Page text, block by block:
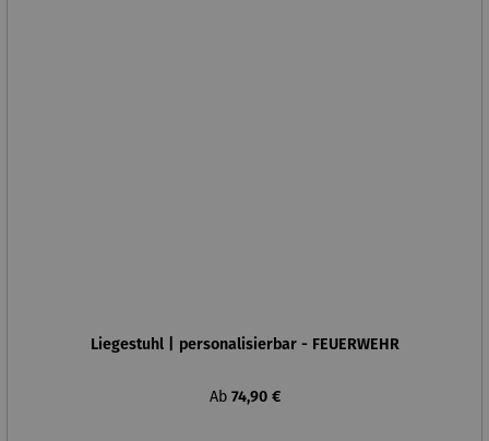
Liegestuhl | personalisierbar - FEUERWEHR
Regulärer Preis:
Ab 74,90 €